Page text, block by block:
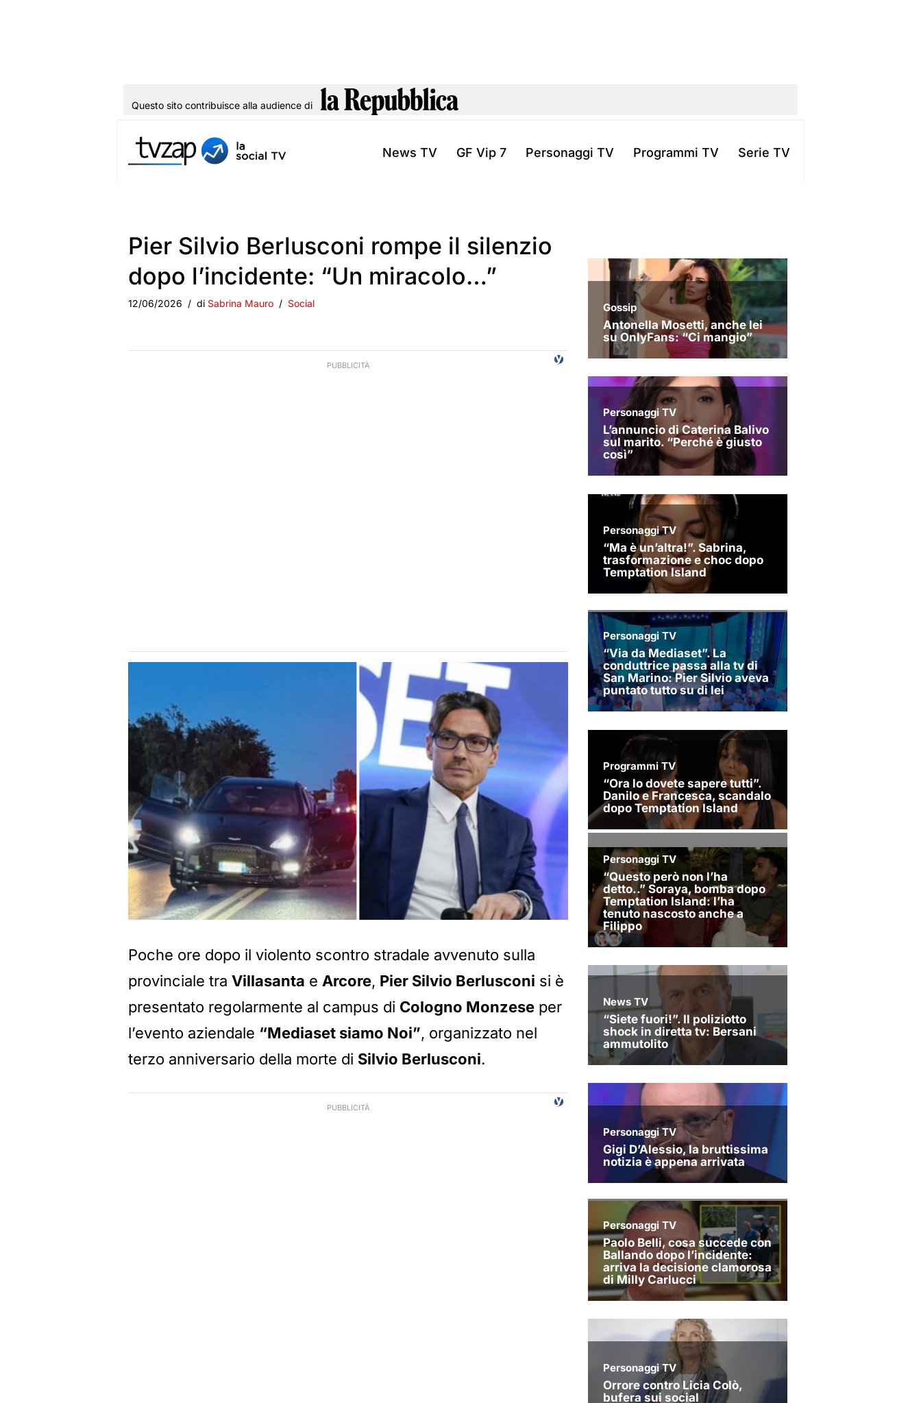
al
Questo sito contribuisce alla audience di
News TV GF Vip 7 Personaggi TV Programmi TV Serie TV
Pier Silvio Berlusconi rompe il silenzio
dopo l’incidente: “Un miracolo…”
12/06/2026 di Sabrina Mauro Social
Poche ore dopo il violento scontro stradale avvenuto sulla
provinciale tra Villasanta e Arcore, Pier Silvio Berlusconi si è
presentato regolarmente al campus di Cologno Monzese per
l’evento aziendale “Mediaset siamo Noi”, organizzato nel
terzo anniversario della morte di Silvio Berlusconi.